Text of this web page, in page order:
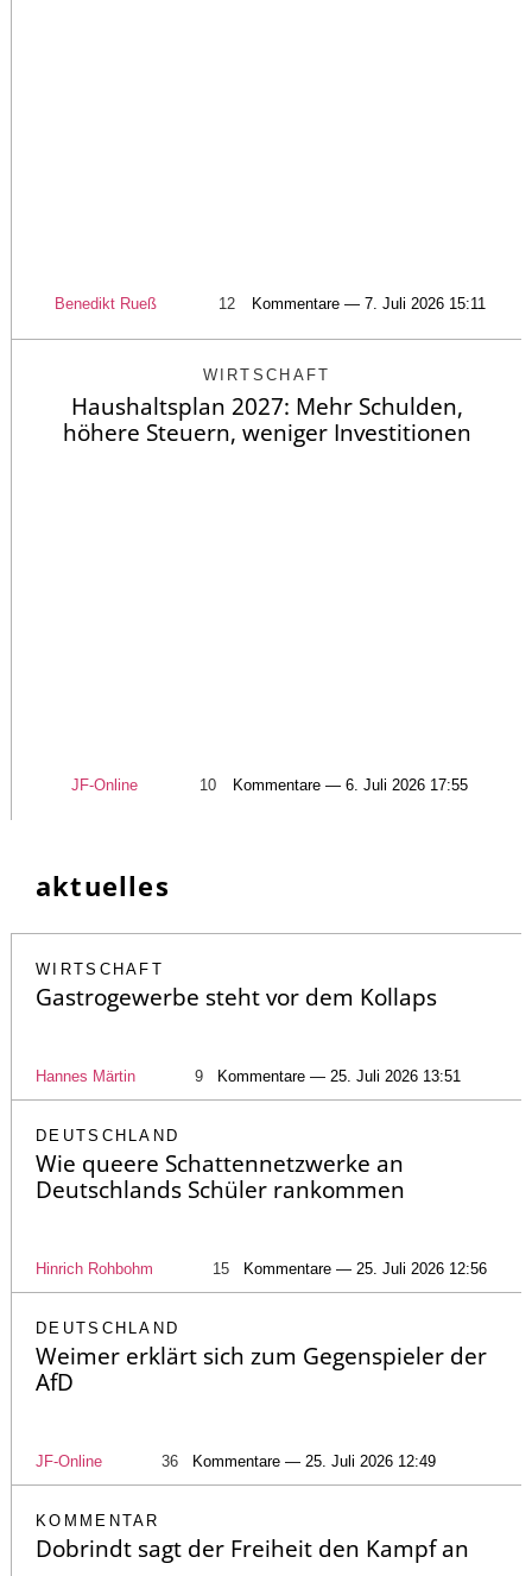
Benedikt Rueß 12 Kommentare — 7. Juli 2026 15:11
WIRTSCHAFT
Haushaltsplan 2027: Mehr Schulden,
höhere Steuern, weniger Investitionen
JF-Online 10 Kommentare — 6. Juli 2026 17:55
aktuelles
WIRTSCHAFT
Gastrogewerbe steht vor dem Kollaps
Hannes Märtin 9 Kommentare — 25. Juli 2026 13:51
DEUTSCHLAND
Wie queere Schattennetzwerke an
Deutschlands Schüler rankommen
Hinrich Rohbohm 15 Kommentare — 25. Juli 2026 12:56
DEUTSCHLAND
Weimer erklärt sich zum Gegenspieler der
AfD
JF-Online 36 Kommentare — 25. Juli 2026 12:49
KOMMENTAR
Dobrindt sagt der Freiheit den Kampf an